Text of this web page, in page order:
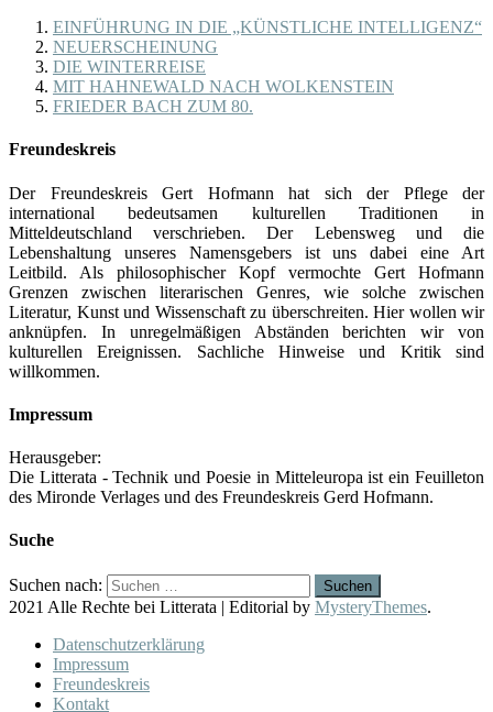
EINFÜHRUNG IN DIE „KÜNSTLICHE INTELLIGENZ“
NEUERSCHEINUNG
DIE WINTERREISE
MIT HAHNEWALD NACH WOLKENSTEIN
FRIEDER BACH ZUM 80.
Freundeskreis
Der Freundeskreis Gert Hofmann hat sich der Pflege der
international bedeutsamen kulturellen Traditionen in
Mitteldeutschland verschrieben. Der Lebensweg und die
Lebenshaltung unseres Namensgebers ist uns dabei eine Art
Leitbild. Als philosophischer Kopf vermochte Gert Hofmann
Grenzen zwischen literarischen Genres, wie solche zwischen
Literatur, Kunst und Wissenschaft zu überschreiten. Hier wollen wir
anknüpfen. In unregelmäßigen Abständen berichten wir von
kulturellen Ereignissen. Sachliche Hinweise und Kritik sind
willkommen.
Impressum
Herausgeber:
Die Litterata - Technik und Poesie in Mitteleuropa ist ein Feuilleton
des Mironde Verlages und des Freundeskreis Gerd Hofmann.
Suche
Suchen nach:
2021 Alle Rechte bei Litterata | Editorial by MysteryThemes.
Datenschutzerklärung
Impressum
Freundeskreis
Kontakt